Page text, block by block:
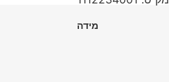
מידה